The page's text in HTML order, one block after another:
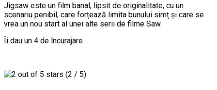
Jigsaw este un film banal, lipsit de originalitate, cu un
scenariu penibil, care forțează limita bunului simț și care se
vrea un nou start al unei alte serii de filme Saw.
Îi dau un 4 de încurajare.
(2 / 5)